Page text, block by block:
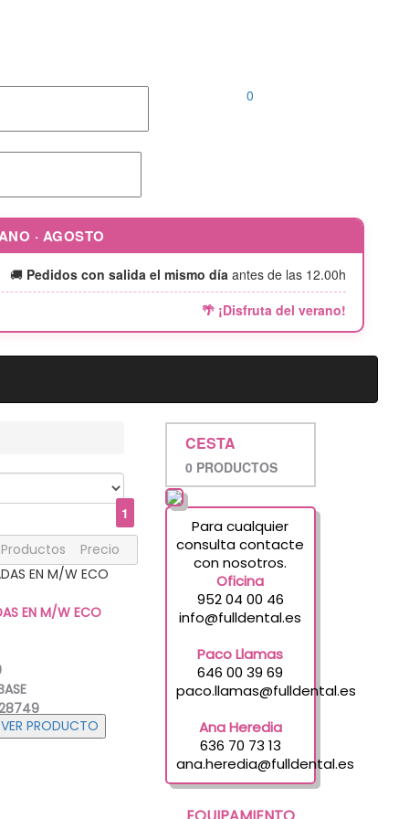
0
· AGOSTO
🚚 Pedidos con salida el mismo día antes de las 12.00h
🌴 ¡Disfruta del verano!
1
Productos Precio
EN M/W ECO
CESTA
0 PRODUCTOS
Para cualquier
consulta contacte
con nosotros.
Oficina
952 04 00 46
info@fulldental.es
Paco Llamas
646 00 39 69
paco.llamas@fulldental.es
Ana Heredia
636 70 73 13
ana.heredia@fulldental.es